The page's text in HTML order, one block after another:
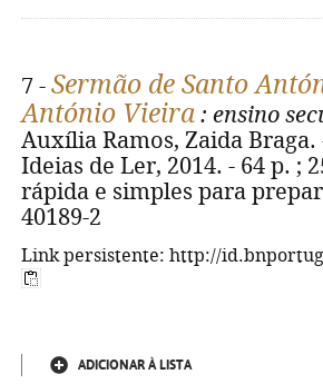
7 - Sermão de Santo
António Vieira : ensino
Auxília Ramos, Zaida
Ideias de Ler, 2014. - 64 p. ;
rápida e simples para
40189-2
Link persistente: http://
ADICIONAR À LISTA